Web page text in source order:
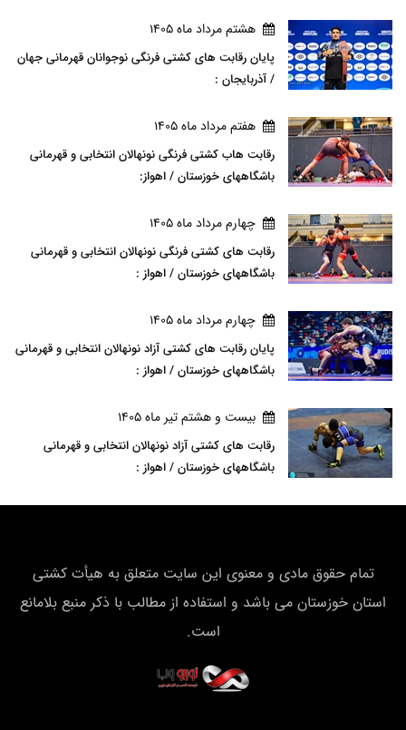
هشتم مرداد ماه 1405
پایان رقابت های کشتی فرنگی نوجوانان قهرمانی جهان
/ آذربایجان :
هفتم مرداد ماه 1405
رقابت هاب کشتی فرنگی نونهالان انتخابی و قهرمانی
باشگاههای خوزستان / اهواز:
چهارم مرداد ماه 1405
رقابت های کشتی فرنگی نونهالان انتخابی و قهرمانی
باشگاههای خوزستان / اهواز :
چهارم مرداد ماه 1405
پایان رقابت های کشتی آزاد نونهالان انتخابی و قهرمانی
باشگاههای خوزستان / اهواز :
بيست و هشتم تير ماه 1405
رقابت های کشتی آزاد نونهالان انتخابی و قهرمانی
باشگاههای خوزستان / اهواز :
تمام حقوق مادی و معنوی این سایت متعلق به هیأت كشتی
استان خوزستان می باشد و استفاده از مطالب با ذکر منبع بلامانع
است.